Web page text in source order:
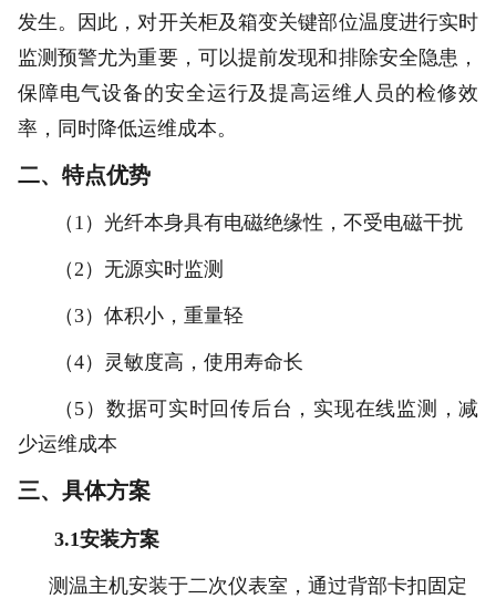
发生。因此，对开关柜及箱变关键部位温度进行实时
监测预警尤为重要，可以提前发现和排除安全隐患，
保障电气设备的安全运行及提高运维人员的检修效
率，同时降低运维成本。
二、 特点优势
（1）光纤本身具有电磁绝缘性，不受电磁干扰
（2）无源实时监测
（3）体积小，重量轻
（4）灵敏度高，使用寿命长
（5）数据可实时回传后台，实现在线监测，减
少运维成本
三、具体方案
3.1安装方案
测温主机安装于二次仪表室，通过背部卡扣固定